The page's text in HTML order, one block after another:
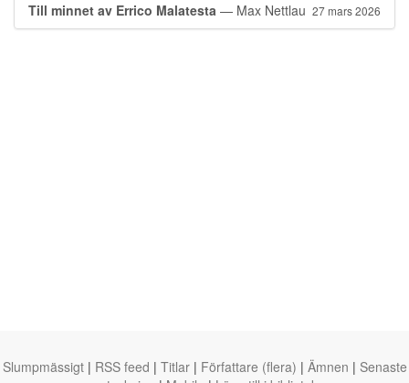
Till minnet av Errico Malatesta — Max Nettlau 27 mars 2026
Slumpmässigt | RSS feed | Titlar | Författare (flera) | Ämnen | Senaste